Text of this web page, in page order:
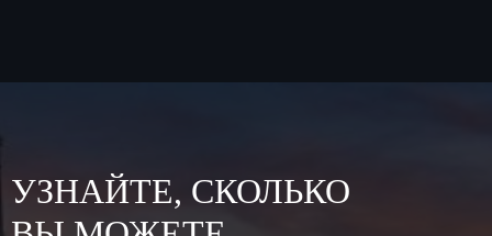
УЗНАЙТЕ, СКОЛЬКО